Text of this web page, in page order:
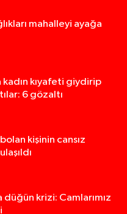
mahalleyi ayağa
kadın kıyafeti giydirip
6 gözaltı
kişinin cansız
düğün krizi: Camlarımız